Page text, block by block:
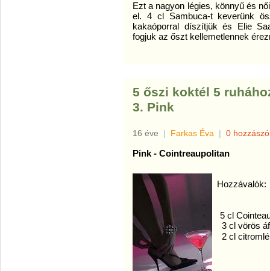
Ezt a nagyon légies, könnyű és
el. 4 cl Sambuca-t keverünk
kakaóporral díszítjük és Elie
fogjuk az őszt kellemetlennek
5 őszi koktél 5
3. Pink
16 éve | Farkas Éva | 0
Pink - Cointreaupolitan
Hozzávalók:
-
- 5 cl
-
3 cl vörös
-
2 cl citromlé